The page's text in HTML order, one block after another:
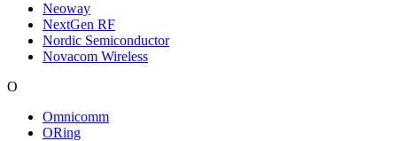
Neoway
NextGen RF
Nordic Semiconductor
Novacom Wireless
O
Omnicomm
ORing